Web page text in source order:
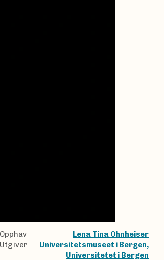
Opphav
Lena Tina Ohnheiser
Utgiver
Universitetsmuseet i Bergen,
Universitetet i Bergen